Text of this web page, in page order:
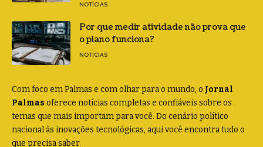
NOTÍCIAS
Por que medir atividade não prova que
o plano funciona?
NOTÍCIAS
Com foco em Palmas e com olhar para o mundo, o Jornal
Palmas oferece notícias completas e confiáveis sobre os
temas que mais importam para você. Do cenário político
nacional às inovações tecnológicas, aqui você encontra tudo o
que precisa saber.